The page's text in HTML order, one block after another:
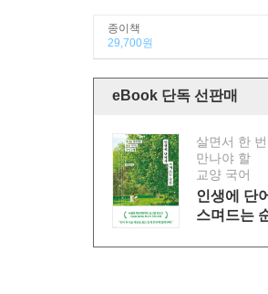
종이책
29,700원
eBook 단독 선판매
살면서 한
만나야 할
교양 국어
인생에 단
스며드는